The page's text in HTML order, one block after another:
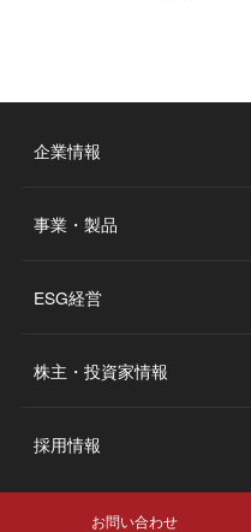
企業情報
事業・製品
ESG経営
株主・投資家情報
採用情報
お問い合わせ